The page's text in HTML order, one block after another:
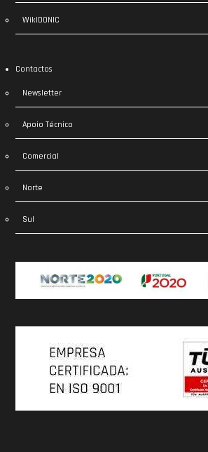
WikIDONIC
Contactos
Newsletter
Apoio Técnico
Comercial
Norte
Sul